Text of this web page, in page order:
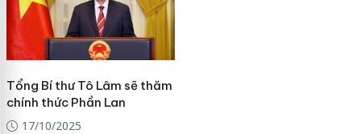
Tổng Bí thư Tô Lâm sẽ thăm
chính thức Phần Lan
17/10/2025